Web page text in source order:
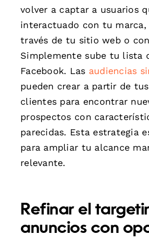
volver a captar a usuarios
interactuado con tu marca,
través de tu sitio web o
Simplemente sube tu lista
Facebook. Las audiencias
pueden crear a partir de
clientes para encontrar
prospectos con
parecidas. Esta estrategia
para ampliar tu alcance
relevante.
Refinar el
anuncios con